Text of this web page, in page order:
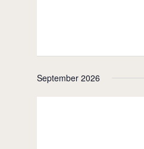
September 2026